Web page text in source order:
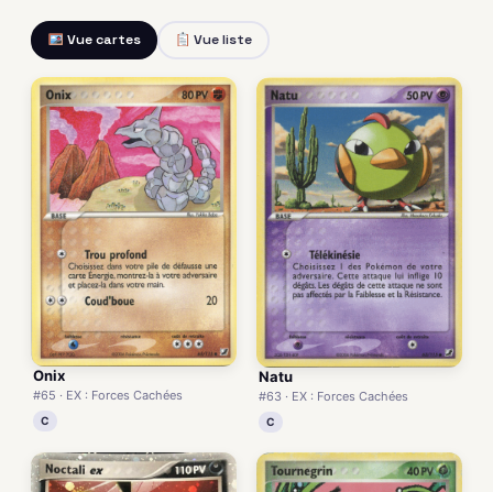
Vue cartes Vue liste
Onix
#65 · EX : Forces Cachées
C
Natu
#63 · EX : Forces Cachées
C